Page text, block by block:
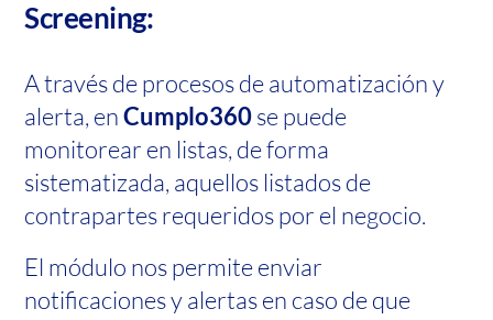
Screening:
A través de procesos de automatización y
alerta, enCumplo360se puede
monitorear en listas, de forma
sistematizada, aquellos listados de
contrapartes requeridos por el negocio.
El módulo nos permite enviar
notificaciones y alertas en caso de que